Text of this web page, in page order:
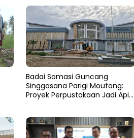
Badai Somasi Guncang
Singgasana Parigi Moutong:
Proyek Perpustakaan Jadi Api